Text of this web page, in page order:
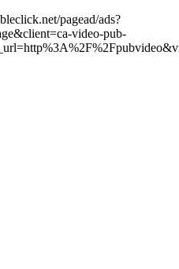
pagead/ads?
video-pub-